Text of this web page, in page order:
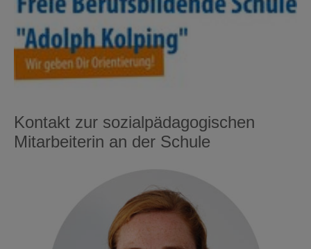
Kontakt zur sozialpädagogischen
Mitarbeiterin an der Schule